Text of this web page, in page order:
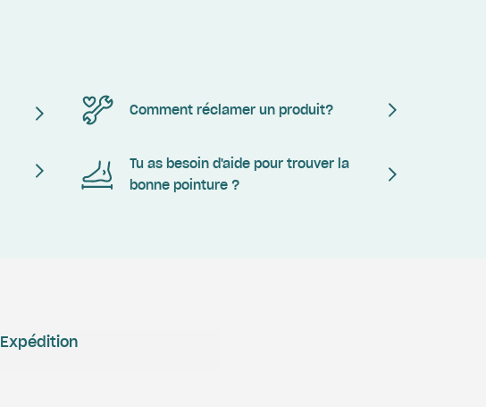
Comment réclamer un produit?
Tu as besoin d'aide pour trouver la
bonne pointure ?
Expédition